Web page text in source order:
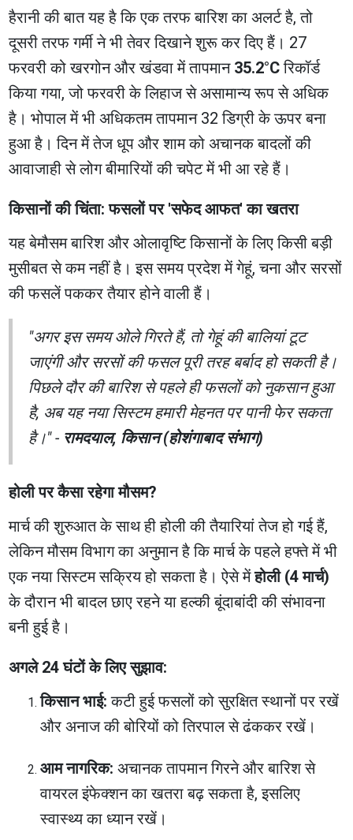
हैरानी की बात यह है कि एक तरफ बारिश का अलर्ट है, तो
दूसरी तरफ गर्मी ने भी तेवर दिखाने शुरू कर दिए हैं। 27
फरवरी को खरगोन और खंडवा में तापमान 35.2°Cरिकॉर्ड
किया गया, जो फरवरी के लिहाज से असामान्य रूप से अधिक
है। भोपाल में भी अधिकतम तापमान 32 डिग्री के ऊपर बना
हुआ है। दिन में तेज धूप और शाम को अचानक बादलों की
आवाजाही से लोग बीमारियों की चपेट में भी आ रहे हैं।
किसानों की चिंता: फसलों पर 'सफेद आफत' का खतरा
यह बेमौसम बारिश और ओलावृष्टि किसानों के लिए किसी बड़ी
मुसीबत से कम नहीं है। इस समय प्रदेश में गेहूं, चना और सरसों
की फसलें पककर तैयार होने वाली हैं।
"अगर इस समय ओले गिरते हैं, तो गेहूं की बालियां टूट
जाएंगी और सरसों की फसल पूरी तरह बर्बाद हो सकती है।
पिछले दौर की बारिश से पहले ही फसलों को नुकसान हुआ
है, अब यह नया सिस्टम हमारी मेहनत पर पानी फेर सकता
है।" - रामदयाल, किसान (होशंगाबाद संभाग)
होली पर कैसा रहेगा मौसम?
मार्च की शुरुआत के साथ ही होली की तैयारियां तेज हो गई हैं,
लेकिन मौसम विभाग का अनुमान है कि मार्च के पहले हफ्ते में भी
एक नया सिस्टम सक्रिय हो सकता है। ऐसे मेंहोली (4 मार्च)
के दौरान भी बादल छाए रहने या हल्की बूंदाबांदी की संभावना
बनी हुई है।
अगले 24 घंटों के लिए सुझाव:
किसान भाई: कटी हुई फसलों को सुरक्षित स्थानों पर रखें
और अनाज की बोरियों को तिरपाल से ढंककर रखें।
आम नागरिक: अचानक तापमान गिरने और बारिश से
वायरल इंफेक्शन का खतरा बढ़ सकता है, इसलिए
स्वास्थ्य का ध्यान रखें।